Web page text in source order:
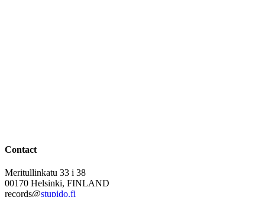
Contact
Meritullinkatu 33 i 38
00170 Helsinki, FINLAND
records@stupido.fi